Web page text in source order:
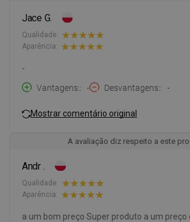
Jace G.
Qualidade:
Aparência:
-
Vantagens:
- Desvantagens: -
Mostrar comentário original
A avaliação diz respeito a este
Andr .
Qualidade:
Aparência:
a um bom preço Super produto a um preço